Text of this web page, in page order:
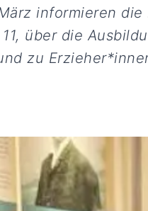
informieren
über die
zu